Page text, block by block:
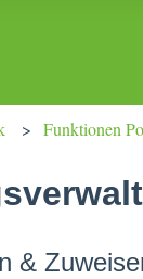
Funktionen
&